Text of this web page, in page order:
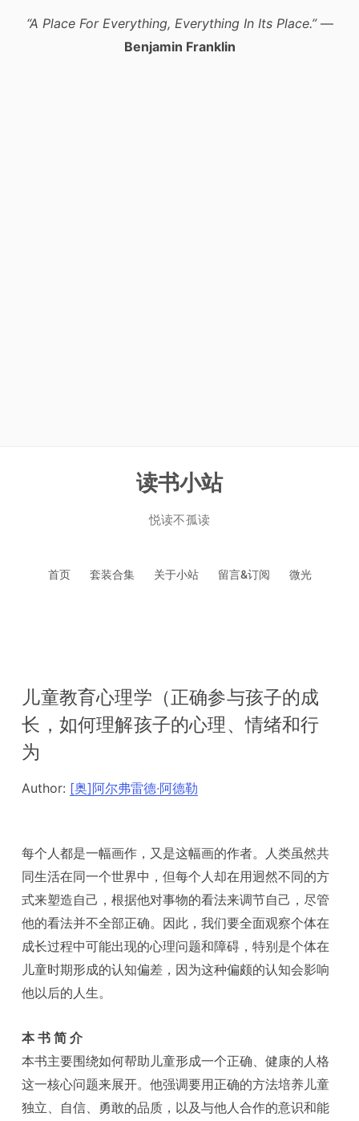
“A Place For Everything, Everything In Its Place.”—
Benjamin Franklin
读书小站
悦读不孤读
首页 套装合集 关于小站 留言&订阅 微光
儿童教育心理学（正确参与孩子的成
长，如何理解孩子的心理、情绪和行
为
Author: [奥]阿尔弗雷德·阿德勒
每个人都是一幅画作，又是这幅画的作者。人类虽然共
同生活在同一个世界中，但每个人却在用迥然不同的方
式来塑造自己，根据他对事物的看法来调节自己，尽管
他的看法并不全部正确。因此，我们要全面观察个体在
成长过程中可能出现的心理问题和障碍，特别是个体在
儿童时期形成的认知偏差，因为这种偏颇的认知会影响
他以后的人生。
本 书 简 介
本书主要围绕如何帮助儿童形成一个正确、健康的人格
这一核心问题来展开。他强调要用正确的方法培养儿童
独立、自信、勇敢的品质，以及与他人合作的意识和能